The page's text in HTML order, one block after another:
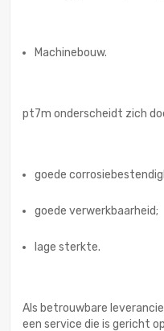
Machinebouw.
pt7m onderscheidt zich
goede
goede verwerkbaarheid;
lage sterkte.
Als betrouwbare
een service die is gericht